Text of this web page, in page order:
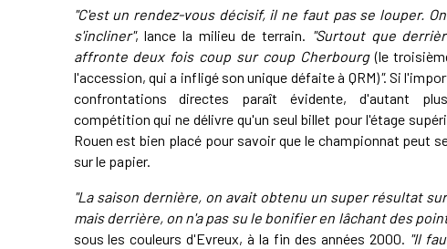
"C'est un rendez-vous décisif, il ne faut pas se louper.
s'incliner", lance la milieu de terrain. "Surtout que
affronte deux fois coup sur coup Cherbourg(le
l'accession, qui a infligé son unique défaite à QRM)". Si
confrontations directes paraît évidente, d'autant
compétition qui ne délivre qu'un seul billet pour l'étage
Rouen est bien placé pour savoir que le championnat peut
sur le papier.
"La saison dernière, on avait obtenu un super résultat
mais derrière, on n'a pas su le bonifier en lâchant des
sous les couleurs d'Evreux, à la fin des années 2000. "Il